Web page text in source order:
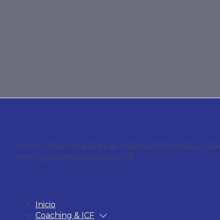
Somos una comunidad de coaches certificados,
éticos y profesionales de la ICF.
Inicio
Coaching & ICF